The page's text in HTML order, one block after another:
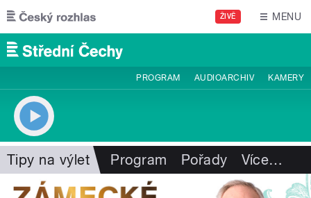
Přejít k hlavnímu obsahu
ŽIVĚ MENU
PROGRAM AUDIOARCHIV KAMERY
Tipy na výlet Program Pořady Více…